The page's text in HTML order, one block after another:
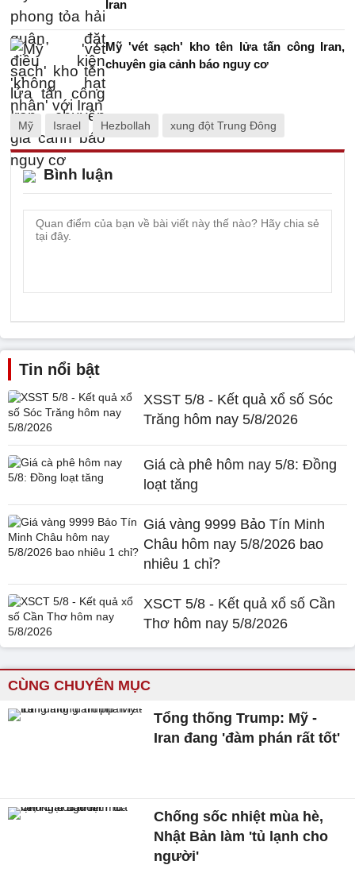
Iran
Mỹ 'vét sạch' kho tên lửa tấn công Iran,
chuyên gia cảnh báo nguy cơ
Mỹ Israel Hezbollah xung đột Trung Đông
Bình luận
Tin nổi bật
XSST 5/8 - Kết quả xổ số Sóc
Trăng hôm nay 5/8/2026
Giá cà phê hôm nay 5/8: Đồng
loạt tăng
Giá vàng 9999 Bảo Tín Minh
Châu hôm nay 5/8/2026 bao
nhiêu 1 chỉ?
XSCT 5/8 - Kết quả xổ số Cần
Thơ hôm nay 5/8/2026
CÙNG CHUYÊN MỤC
Tổng thống Trump: Mỹ -
Iran đang 'đàm phán rất tốt'
Chống sốc nhiệt mùa hè,
Nhật Bản làm 'tủ lạnh cho
người'